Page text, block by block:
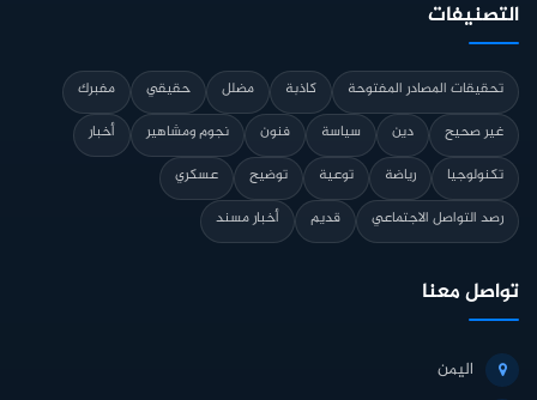
التصنيفات
تحقيقات المصادر المفتوحة كاذبة مضلل حقيقي
مفبرك
غير صحيح
دين سياسة فنون نجوم ومشاهير
أخبار
تكنولوجيا
رياضة توعية توضيح
عسكري
رصد التواصل الاجتماعي
قديم أخبار مسند
تواصل معنا
اليمن